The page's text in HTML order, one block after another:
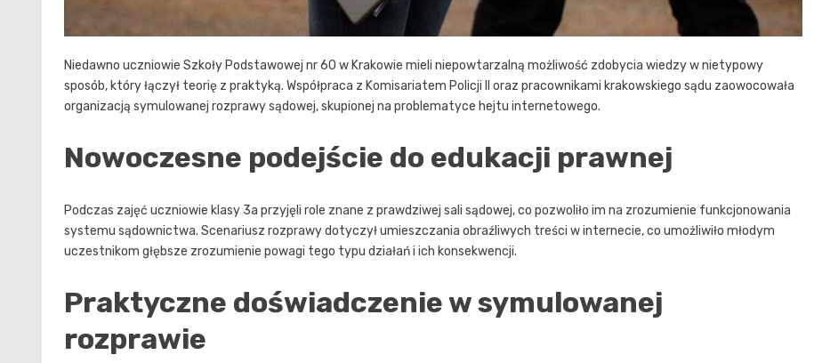
Niedawno uczniowie Szkoły Podstawowej nr 60 w Krakowie mieli niepowtarzalną możliwość zdobycia wiedzy w nietypowy
sposób, który łączył teorię z praktyką. Współpraca z Komisariatem Policji II oraz pracownikami krakowskiego sądu zaowocowała
organizacją symulowanej rozprawy sądowej, skupionej na problematyce hejtu internetowego.
Nowoczesne podejście do edukacji prawnej
Podczas zajęć uczniowie klasy 3a przyjęli role znane z prawdziwej sali sądowej, co pozwoliło im na zrozumienie funkcjonowania
systemu sądownictwa. Scenariusz rozprawy dotyczył umieszczania obraźliwych treści w internecie, co umożliwiło młodym
uczestnikom głębsze zrozumienie powagi tego typu działań i ich konsekwencji.
Praktyczne doświadczenie w symulowanej
rozprawie